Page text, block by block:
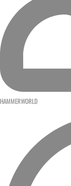
HAMMERWORLD